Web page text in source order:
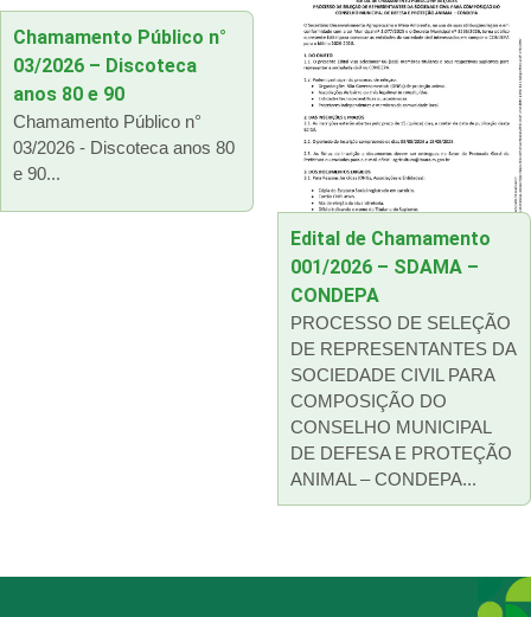
Chamamento Público n°
03/2026 – Discoteca
anos 80 e 90
Chamamento Público n°
03/2026 - Discoteca anos 80
e 90...
Edital de Chamamento
001/2026 – SDAMA –
CONDEPA
PROCESSO DE SELEÇÃO
DE REPRESENTANTES DA
SOCIEDADE CIVIL PARA
COMPOSIÇÃO DO
CONSELHO MUNICIPAL
DE DEFESA E PROTEÇÃO
ANIMAL – CONDEPA...